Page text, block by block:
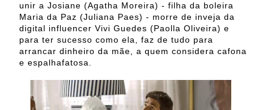
unir a Josiane (Agatha Moreira) - filha da boleira
Maria da Paz (Juliana Paes) - morre de inveja da
digital influencer Vivi Guedes (Paolla Oliveira) e
para ter sucesso como ela, faz de tudo para
arrancar dinheiro da mãe, a quem considera cafona
e espalhafatosa.